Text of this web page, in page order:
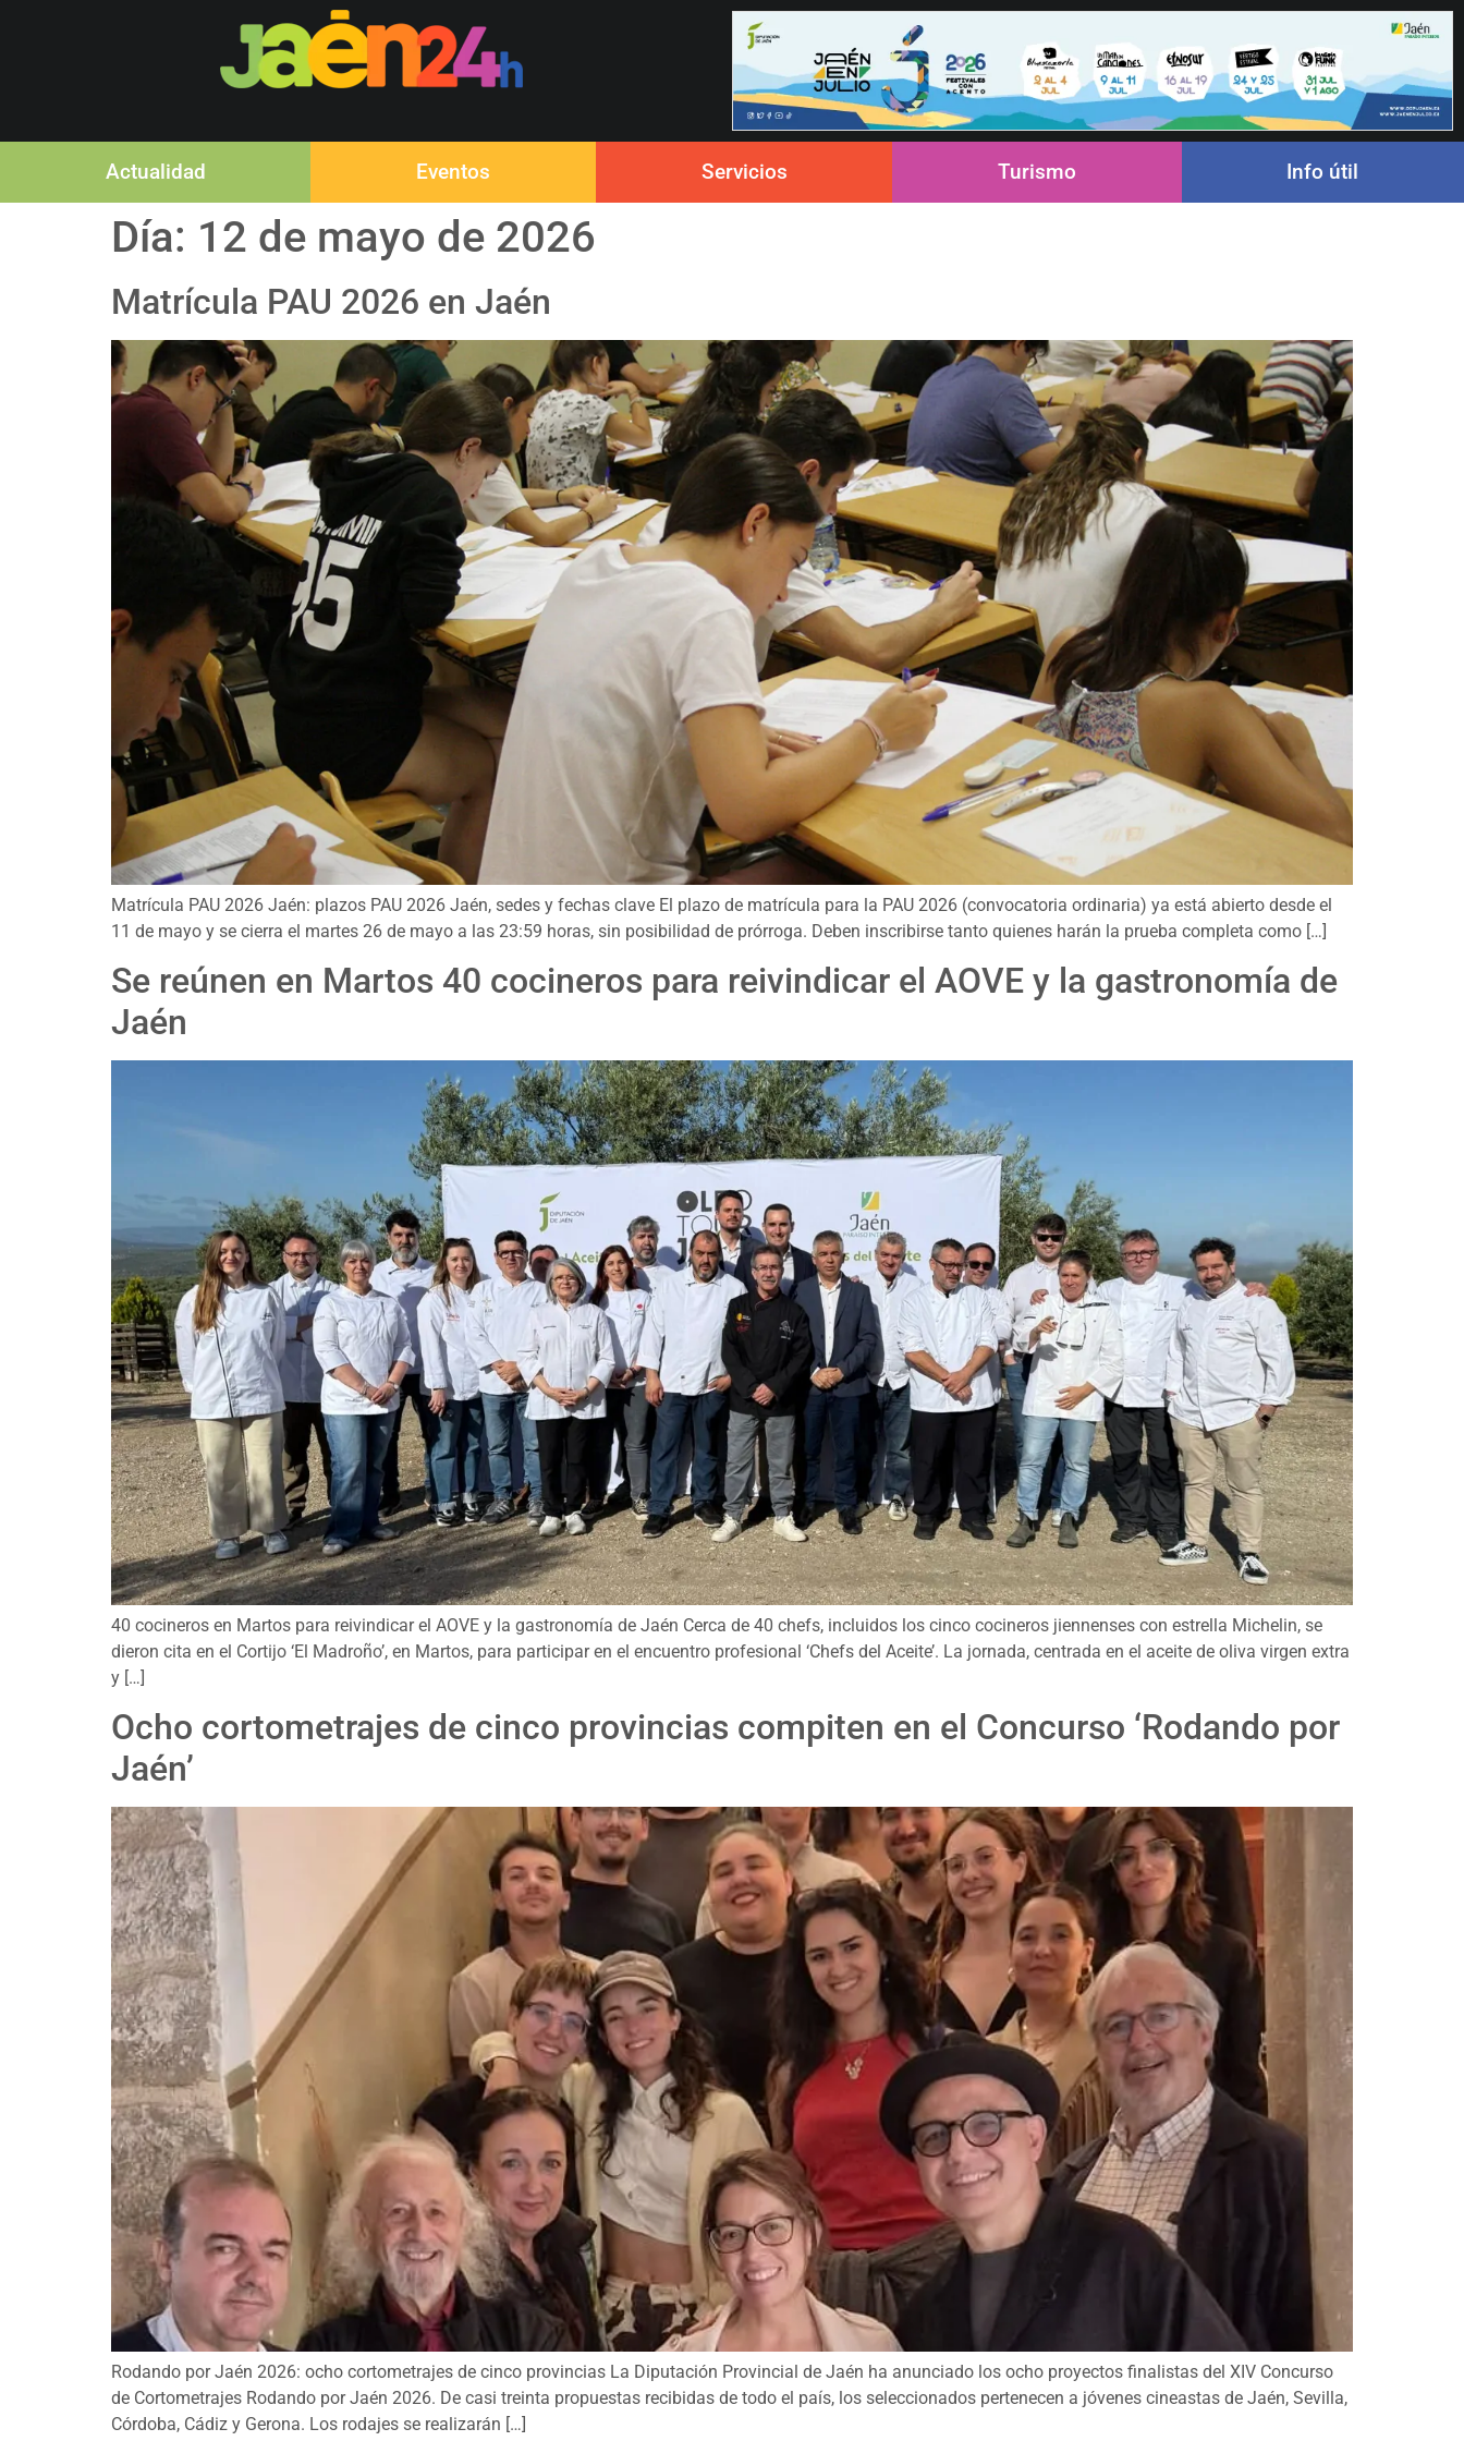
Actualidad Eventos Servicios Turismo Info útil
Día: 12 de mayo de 2026
Matrícula PAU 2026 en Jaén
Matrícula PAU 2026 Jaén: plazos PAU 2026 Jaén, sedes y fechas clave El plazo de matrícula para la PAU 2026 (convocatoria ordinaria) ya está abierto desde el
11 de mayo y se cierra el martes 26 de mayo a las 23:59 horas, sin posibilidad de prórroga. Deben inscribirse tanto quienes harán la prueba completa como […]
Se reúnen en Martos 40 cocineros para reivindicar el AOVE y la gastronomía de
Jaén
40 cocineros en Martos para reivindicar el AOVE y la gastronomía de Jaén Cerca de 40 chefs, incluidos los cinco cocineros jiennenses con estrella Michelin, se
dieron cita en el Cortijo ‘El Madroño’, en Martos, para participar en el encuentro profesional ‘Chefs del Aceite’. La jornada, centrada en el aceite de oliva virgen extra
y […]
Ocho cortometrajes de cinco provincias compiten en el Concurso ‘Rodando por
Jaén’
Rodando por Jaén 2026: ocho cortometrajes de cinco provincias La Diputación Provincial de Jaén ha anunciado los ocho proyectos finalistas del XIV Concurso
de Cortometrajes Rodando por Jaén 2026. De casi treinta propuestas recibidas de todo el país, los seleccionados pertenecen a jóvenes cineastas de Jaén, Sevilla,
Córdoba, Cádiz y Gerona. Los rodajes se realizarán […]